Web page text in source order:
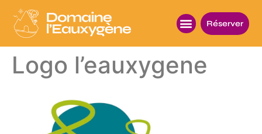
Réserver
Logo l’eauxygene